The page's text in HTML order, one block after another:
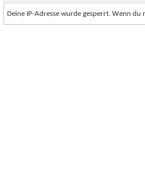
Deine IP-Adresse wurde gesperrt. Wenn du